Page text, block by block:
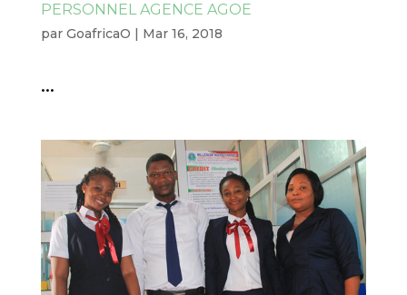
PERSONNEL AGENCE AGOE
par GoafricaO Mar 16, 2018
...